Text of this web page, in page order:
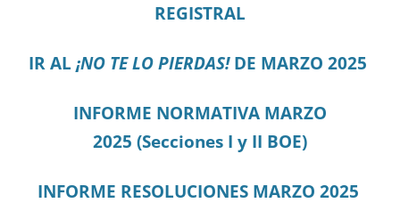
REGISTRAL
IR AL ¡NO TE LO PIERDAS!DE MARZO 2025
INFORME NORMATIVA MARZO
2025 (Secciones I y II BOE)
INFORME RESOLUCIONES MARZO 2025